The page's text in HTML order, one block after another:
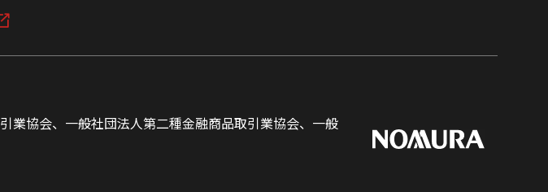
業協会、一般社団法人第二種金融商品取引業協会、一般